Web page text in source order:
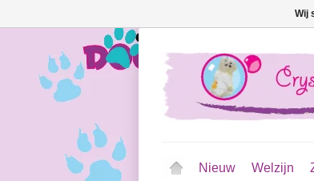
Nieuw Welzijn
Wij